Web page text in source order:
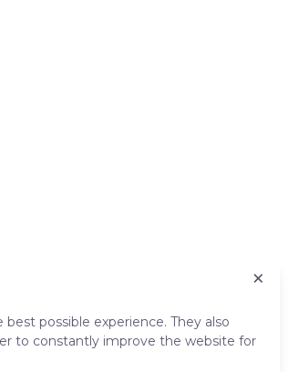
gà xé 4oz nướng và xung quanh
possible experience. They also
to constantly improve the website for
×